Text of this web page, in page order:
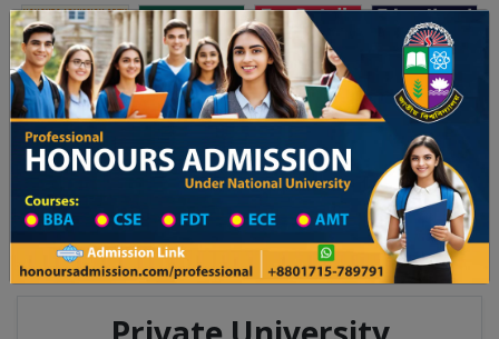
Toggle navigation অনার্স ভর্তি প্রফেশনাল অনার্স
Updates
২৬ শিক্ষাবর্ষের ১ম বর্ষের ভর্তি আবেদন বিজ্ঞপ্তি ঢাকা বিশ্ববিদ্যালয় ২০২৫-২৬
Madrasah in Norail District
Madrasah List
Madrasah Information